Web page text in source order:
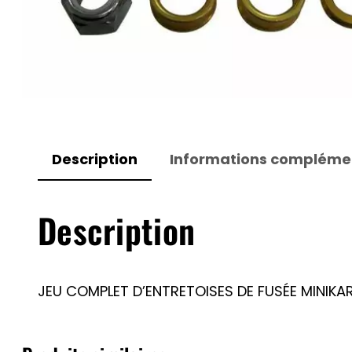
Description Informations
Description
JEU COMPLET D’ENTRETOISES DE FUSÉE